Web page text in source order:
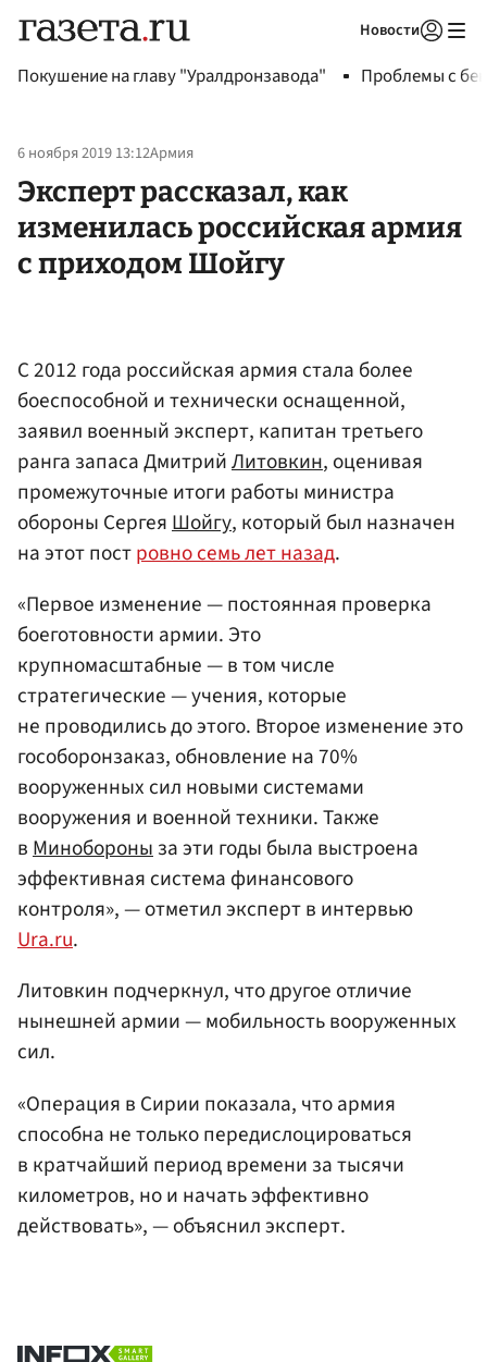
Новости
Покушение на главу "Уралдронзавода" Проблемы с
6 ноября 2019 13:12Армия
Эксперт рассказал, как
изменилась российская армия
с приходом Шойгу
С 2012 года российская армия стала более
боеспособной и технически оснащенной,
заявил военный эксперт, капитан третьего
ранга запаса ДмитрийЛитовкин, оценивая
промежуточные итоги работы министра
обороны СергеяШойгу, который был назначен
на этот постровно семь лет назад.
«Первое изменение — постоянная проверка
боеготовности армии. Это
крупномасштабные — в том числе
стратегические — учения, которые
не проводились до этого. Второе изменение это
гособоронзаказ, обновление на 70%
вооруженных сил новыми системами
вооружения и военной техники. Также
вМинобороныза эти годы была выстроена
эффективная система финансового
контроля», — отметил эксперт в интервью
Ura.ru.
Литовкин подчеркнул, что другое отличие
нынешней армии — мобильность вооруженных
сил.
«Операция в Сирии показала, что армия
способна не только передислоцироваться
в кратчайший период времени за тысячи
километров, но и начать эффективно
действовать», — объяснил эксперт.